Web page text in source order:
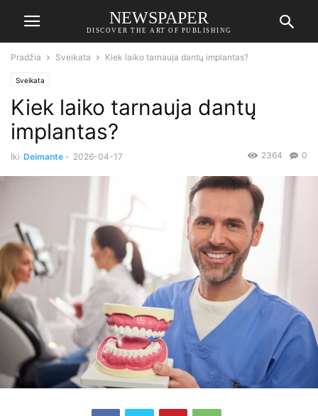
NEWSPAPER
DISCOVER THE ART OF PUBLISHING
Pradžia Sveikata Kiek laiko tarnauja dantų implantas?
Sveikata
Kiek laiko tarnauja dantų
implantas?
Iki Deimante - 2026-04-17 0
2364